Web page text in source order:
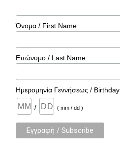
Όνομα / First Name
Επώνυμο / Last Name
Ημερομηνία Γεννήσεως / Birthday
/ ( mm / dd )